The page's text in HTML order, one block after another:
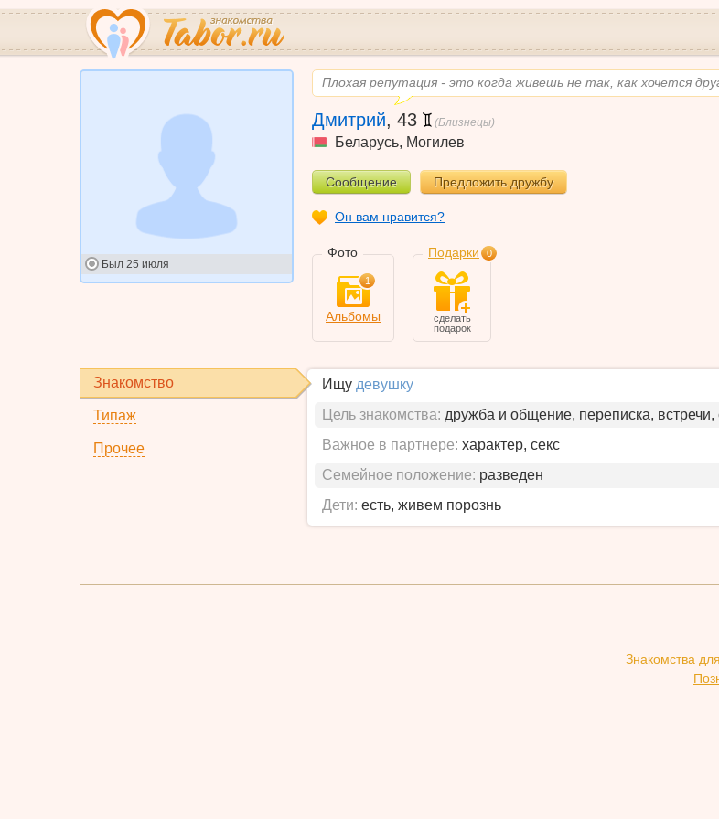
Плохая репутация - это когда живешь не так, как хочется
Был 25 июля
Дмитрий, 43 (Близнецы)
Беларусь, Могилев
Сообщение Предложить дружбу
Он вам нравится?
Фото
1
Альбомы
Подарки 0
сделать
подарок
Знакомство
Типаж
Прочее
Ищу девушку
Цель знакомства: дружба и общение, переписка, встречи,
Важное в партнере: характер, секс
Семейное положение: разведен
Дети: есть, живем порознь
Знакомства